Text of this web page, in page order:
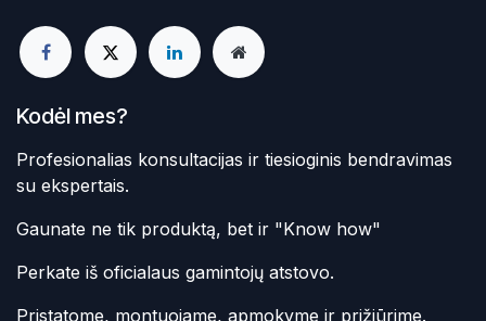
Kodėl mes?
Profesionalias konsultacijas ir tiesioginis bendravimas
su ekspertais.
Gaunate ne tik produktą, bet ir "Know how"
Perkate iš oficialaus gamintojų atstovo.
Pristatome, montuojame, apmokyme ir prižiūrime.